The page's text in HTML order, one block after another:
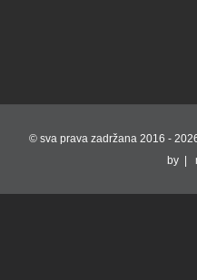
© sva prava zadržana 2016 -
by |